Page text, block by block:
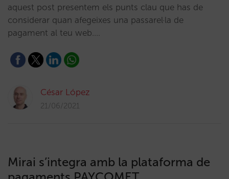
aquest post presentem els punts clau que has de
considerar quan afegeixes una passarel·la de
pagament al teu web.…
César López
21/06/2021
Mirai s’integra amb la plataforma de